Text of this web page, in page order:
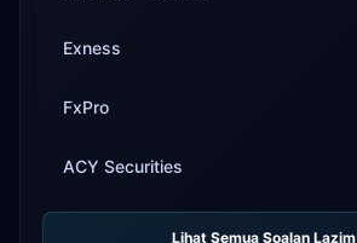
Exness
FxPro
ACY Securities
Lihat Semua Soalan Lazim